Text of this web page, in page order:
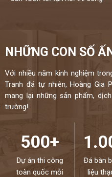
NHỮNG CON SỐ
Với nhiều năm kinh nghiệm
Tranh đá tự nhiên, Hoàng Gia
mang lại những sản phẩm,
trường!
500+
Dự án thi công
toàn quốc mỗi
Đá bàn
liệu